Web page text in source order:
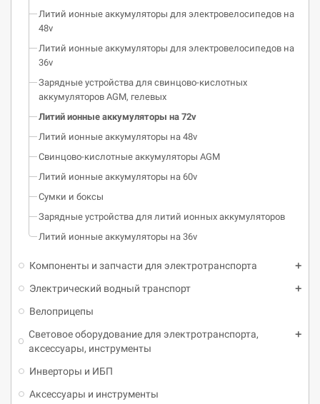
Литий ионные аккумуляторы для электровелосипедов на
48v
Литий ионные аккумуляторы для электровелосипедов на
36v
Зарядные устройства для свинцово-кислотных
аккумуляторов AGM, гелевых
Литий ионные аккумуляторы на 72v
Литий ионные аккумуляторы на 48v
Свинцово-кислотные аккумуляторы AGM
Литий ионные аккумуляторы на 60v
Сумки и боксы
Зарядные устройства для литий ионных аккумуляторов
Литий ионные аккумуляторы на 36v
Компоненты и запчасти для электротранспорта
Электрический водный транспорт
Велоприцепы
Световое оборудование для электротранспорта,
аксессуары, инструменты
Инверторы и ИБП
Аксессуары и инструменты